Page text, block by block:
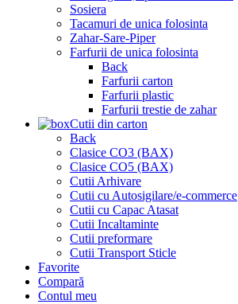
Sosiera
Tacamuri de unica folosinta
Zahar-Sare-Piper
Farfurii de unica folosinta
Back
Farfurii carton
Farfurii plastic
Farfurii trestie de zahar
Cutii din carton
Back
Clasice CO3 (BAX)
Clasice CO5 (BAX)
Cutii Arhivare
Cutii cu Autosigilare/e-commerce
Cutii cu Capac Atasat
Cutii Incaltaminte
Cutii preformare
Cutii Transport Sticle
Favorite
Compară
Contul meu